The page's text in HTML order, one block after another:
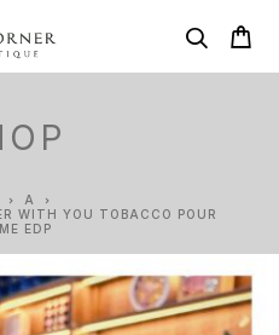
A
WITH YOU TOBACCO POUR
EDP